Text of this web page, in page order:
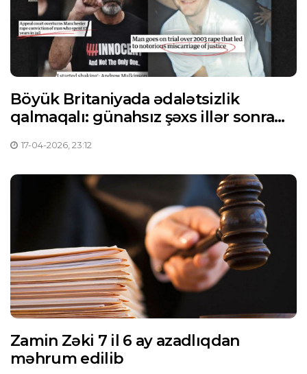
Böyük Britaniyada ədalətsizlik
qalmaqalı: günahsız şəxs illər sonra
17-04-2026, 23:12
Zamin Zəki 7 il 6 ay azadlıqdan
məhrum edilib